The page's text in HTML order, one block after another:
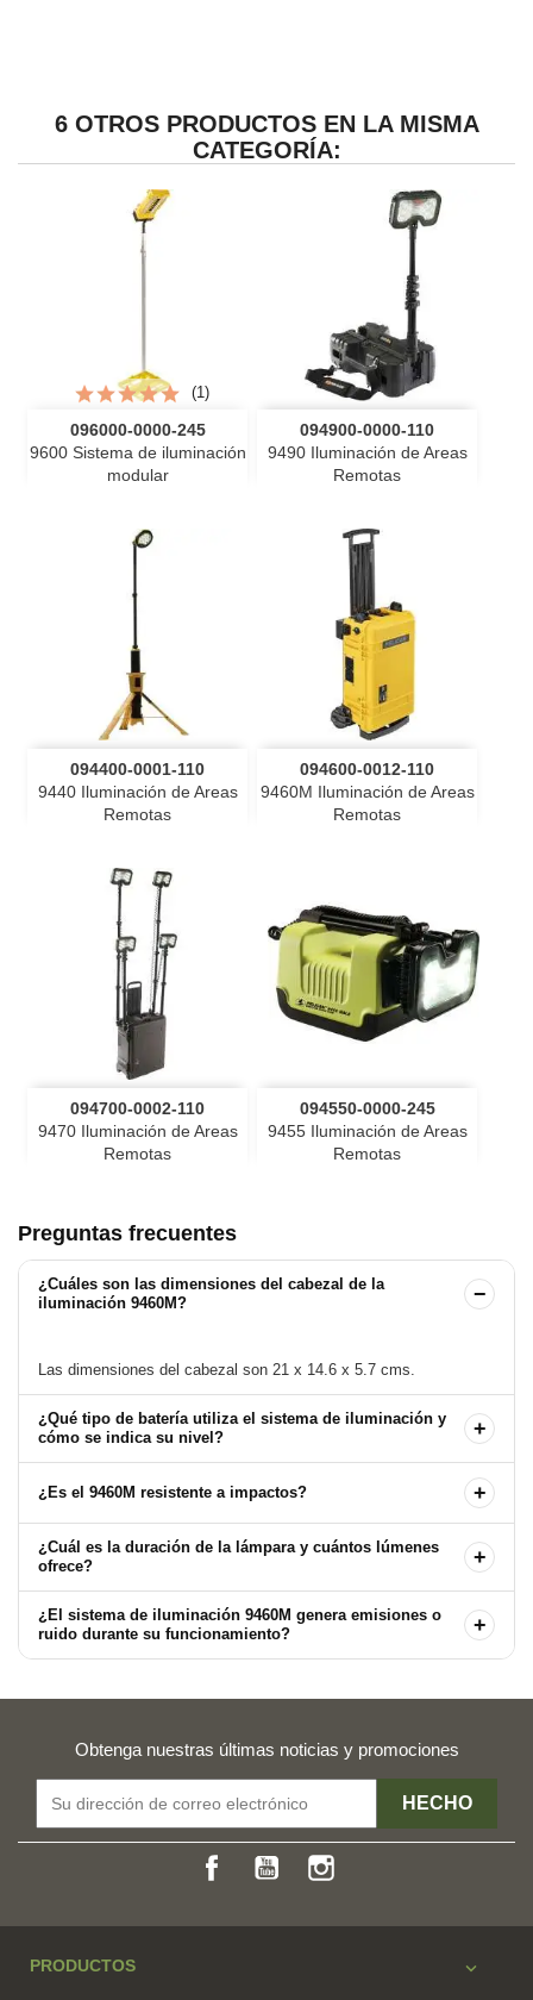
6 OTROS PRODUCTOS EN LA MISMA
CATEGORÍA:
096000-0000-245
9600 Sistema de iluminación
modular
(1)
094900-0000-110
9490 Iluminación de Areas
Remotas
094400-0001-110
9440 Iluminación de Areas
Remotas
094600-0012-110
9460M Iluminación de Areas
Remotas
094700-0002-110
9470 Iluminación de Areas
Remotas
094550-0000-245
9455 Iluminación de Areas
Remotas
Preguntas frecuentes
¿Cuáles son las dimensiones del cabezal de la
iluminación 9460M?
−
¿Qué tipo de batería utiliza el sistema de iluminación y
cómo se indica su nivel?
+
¿Es el 9460M resistente a impactos? +
¿Cuál es la duración de la lámpara y cuántos lúmenes
ofrece?
+
¿El sistema de iluminación 9460M genera emisiones o
ruido durante su funcionamiento?
+
Obtenga nuestras últimas noticias y promociones
Facebook YouTube
PRODUCTOS 